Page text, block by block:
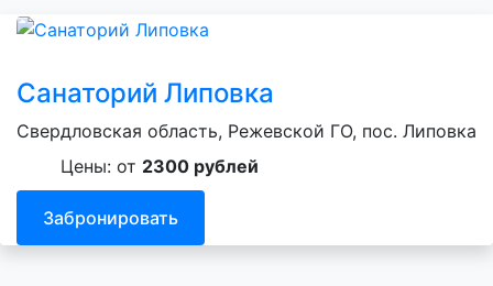
Санаторий Липовка
Свердловская область, Режевской ГО, пос. Липовка
Цены: от 2300 рублей
Забронировать